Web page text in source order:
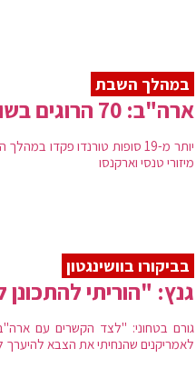
במהלך השבת
ארה"ב: 70 הרוגים בשורה של סופות טורנדו
יותר מ-19 סופות טורנדו פקדו
מיזורי טנסי וארקנסו
בביקורו בוושינגטון
גנץ: "הוריתי
גורם בטחוני: "לצד הקשרים עם
לאמריקנים שהנחיתי את הצבא